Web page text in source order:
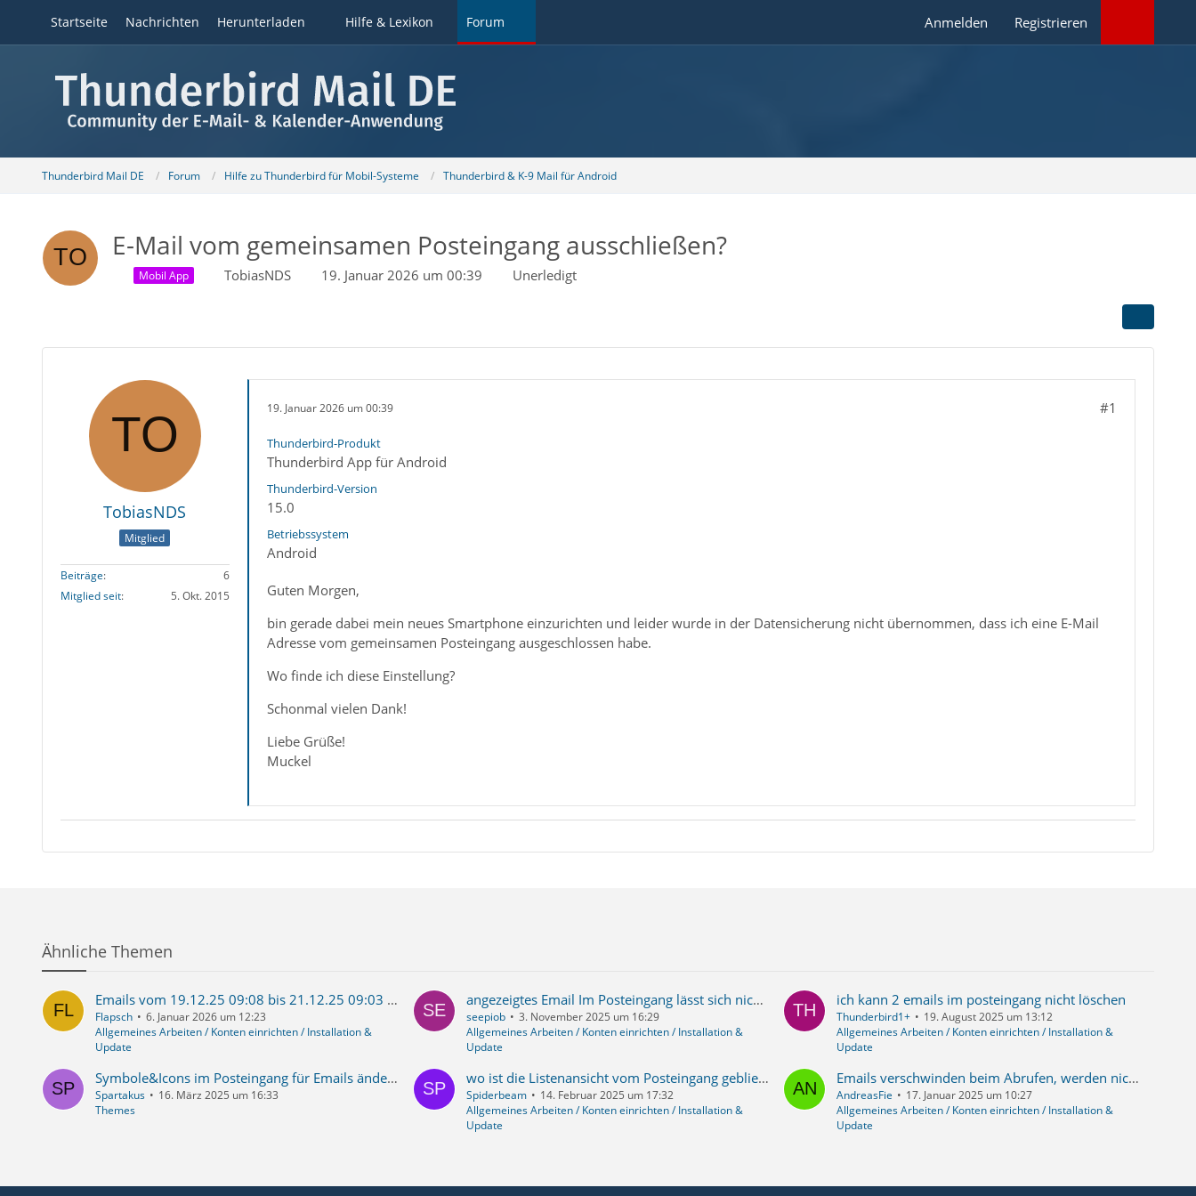
Startseite Nachrichten Herunterladen Hilfe & Lexikon Forum Anmelden Registrieren
Thunderbird Mail DE Forum Hilfe zu Thunderbird für Mobil-Systeme Thunderbird & K-9 Mail für Android
E-Mail vom gemeinsamen Posteingang ausschließen?
Mobil App TobiasNDS 19. Januar 2026 um 00:39 Unerledigt
TobiasNDS
Mitglied
Beiträge
6
Mitglied seit
5. Okt. 2015
19. Januar 2026 um 00:39 #1
Thunderbird-Produkt
Thunderbird App für Android
Thunderbird-Version
15.0
Betriebssystem
Android
Guten Morgen,
bin gerade dabei mein neues Smartphone einzurichten und leider wurde in der Datensicherung nicht übernommen, dass ich eine E-Mail
Adresse vom gemeinsamen Posteingang ausgeschlossen habe.
Wo finde ich diese Einstellung?
Schonmal vielen Dank!
Liebe Grüße!
Muckel
Ähnliche Themen
Emails vom 19.12.25 09:08 bis 21.12.25 09:03 verschwunden
Flapsch
6. Januar 2026 um 12:23
Allgemeines Arbeiten / Konten einrichten / Installation &
Update
angezeigtes Email Im Posteingang lässt sich nicht löschen
seepiob
3. November 2025 um 16:29
Allgemeines Arbeiten / Konten einrichten / Installation &
Update
ich kann 2 emails im posteingang nicht löschen
Thunderbird1+
19. August 2025 um 13:12
Allgemeines Arbeiten / Konten einrichten / Installation &
Update
Symbole&Icons im Posteingang für Emails ändern
Spartakus
16. März 2025 um 16:33
Themes
wo ist die Listenansicht vom Posteingang geblieben ??? ...die neue version 128.7.0esr hat nur noch unübersichtliche und verschwenderische "Kartenansicht" (jede Mail mehrzeilig hoch)
Spiderbeam
14. Februar 2025 um 17:32
Allgemeines Arbeiten / Konten einrichten / Installation &
Update
Emails verschwinden beim Abrufen, werden nicht im Posteingang angezeigt
AndreasFie
17. Januar 2025 um 10:27
Allgemeines Arbeiten / Konten einrichten / Installation &
Update